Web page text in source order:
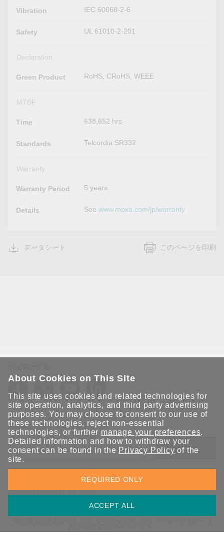
Vibration IEC 60068-2-6
Safety UL 61010-2-201
Declaration
Green Product RoHS, CRoHS, WEEE
MTBF
Time 638,652 hrs
Standards Telcordia SR332
Warranty
Warranty Period 5 years
Details Seewww.moxa.com/jp/warranty
データシート このページを印刷
Moxaとつながり続けましょう！
送信
Moxaソリューションの最新アップデートにサインアップしま
す。 Moxaではプライバシーを尊重しており、メールを他の人と
共有することはありません。
About Cookies on This Site
This site uses cookies and related technologies for
site operation, analytics, and third party advertising
purposes. You may choose to consent to our use of
these technologies, reject non-essential
technologies, or further manage your preferences.
Detailed information and how to withdraw your
consent can be found in the Privacy Policy of the
site.
ACCEPT ALL
REQUIRED ONLY